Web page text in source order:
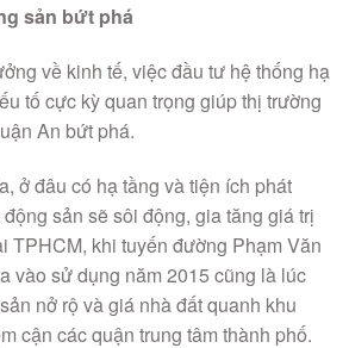
sản bứt phá
về kinh tế, việc đầu tư hệ thống hạ
tố cực kỳ quan trọng giúp thị trường
An bứt phá.
ở đâu có hạ tầng và tiện ích phát
sản sẽ sôi động, gia tăng giá trị
TPHCM, khi tuyến đường Phạm Văn
vào sử dụng năm 2015 cũng là lúc
nở rộ và giá nhà đất quanh khu
cận các quận trung tâm thành phố.